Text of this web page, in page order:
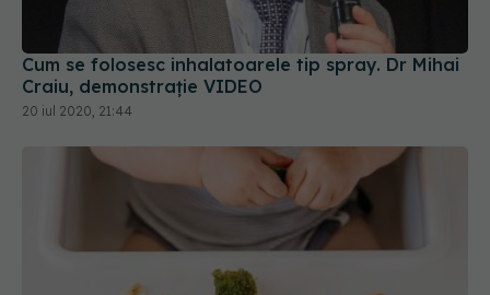
Cum se folosesc inhalatoarele tip spray. Dr Mihai
Craiu, demonstrație VIDEO
20 iul 2020, 21:44